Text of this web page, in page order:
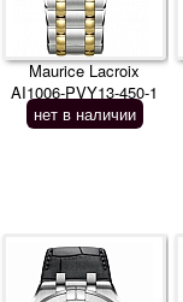
Maurice Lacroix
AI1006-PVY13-450-1
нет в наличии